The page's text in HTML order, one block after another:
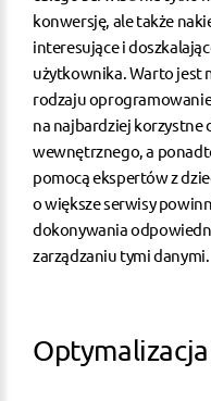
konwersję, ale także
interesujące i
użytkownika. Warto jest
rodzaju
na najbardziej
wewnętrznego, a
pomocą ekspertów z
o większe serwisy
dokonywania
zarządzaniu tymi danymi.